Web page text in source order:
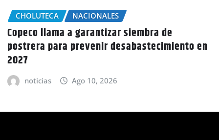
A disparos le quitan la vida a dos personas en
el municipio de Apacilagua
noticias Ago 10, 2026